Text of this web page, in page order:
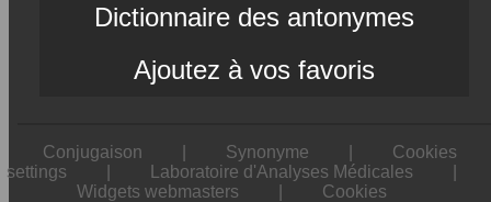
Dictionnaire des antonymes
Ajoutez à vos favoris
Conjugaison Synonyme
Cookies
settings
Laboratoire d'Analyses Médicales
Widgets webmasters
Cookies